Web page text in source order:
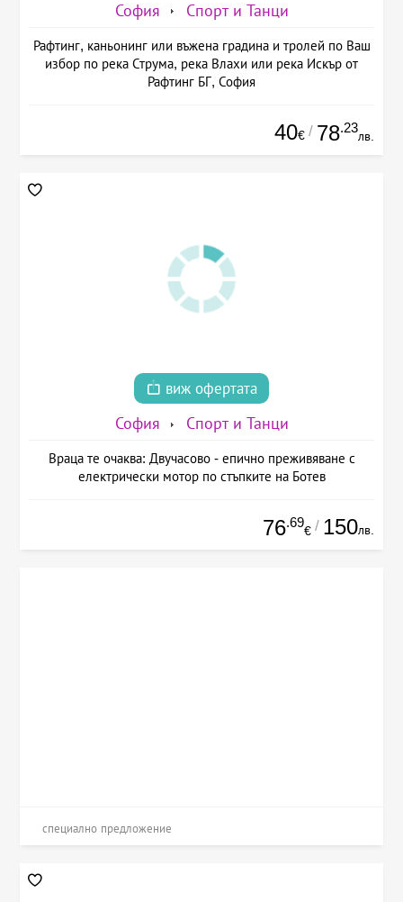
София Спорт и Танци
Рафтинг, каньонинг или въжена градина и тролей по Ваш
избор по река Струма, река Влахи или река Искър от
Рафтинг БГ, София
40€ / 78.23
лв.
виж офертата
София Спорт и Танци
Враца те очаква: Двучасово - епично преживяване с
електрически мотор по стъпките на Ботев
76.69
€ / 150лв.
специално предложение